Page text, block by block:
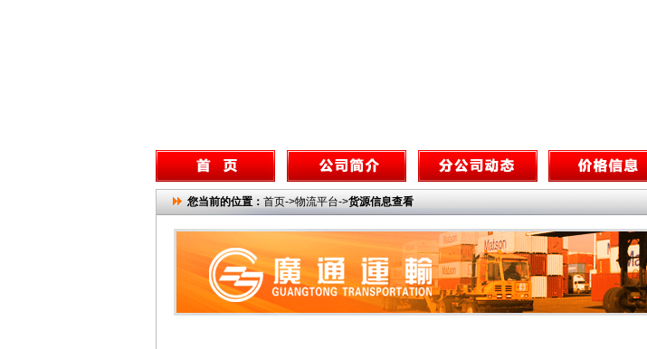
您当前的位置： 首页->物流平台->货源信息查看